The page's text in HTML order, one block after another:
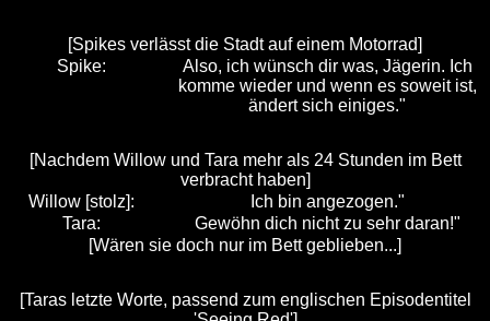
[Spikes verlässt die Stadt auf einem Motorrad]
Spike:
Also, ich wünsch dir was, Jägerin. Ich
komme wieder und wenn es soweit ist,
ändert sich einiges."
[Nachdem Willow und Tara mehr als 24 Stunden im Bett
verbracht haben]
Willow [stolz]:
Ich bin angezogen."
Tara:
Gewöhn dich nicht zu sehr daran!"
[Wären sie doch nur im Bett geblieben...]
[Taras letzte Worte, passend zum englischen Episodentitel